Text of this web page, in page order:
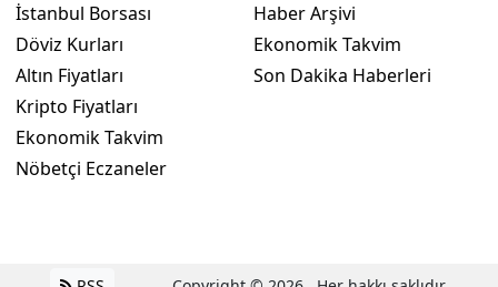
İstanbul Borsası
Döviz Kurları
Altın Fiyatları
Kripto Fiyatları
Ekonomik Takvim
Nöbetçi Eczaneler
Haber Arşivi
Ekonomik Takvim
Son Dakika Haberleri